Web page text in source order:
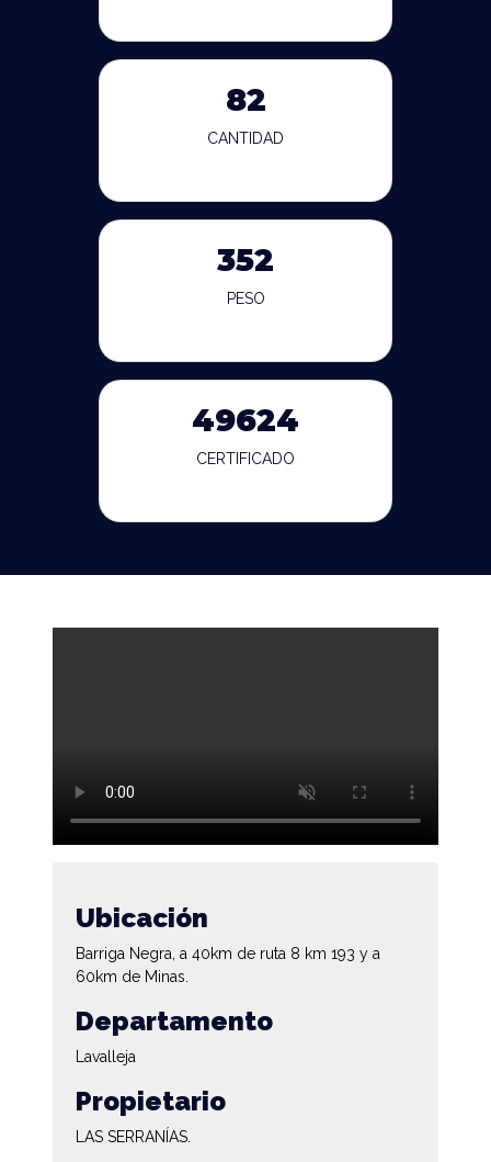
82
CANTIDAD
352
PESO
49624
CERTIFICADO
Ubicación
Barriga Negra, a 40km de ruta 8 km 193 y a
60km de Minas.
Departamento
Lavalleja
Propietario
LAS SERRANÍAS.